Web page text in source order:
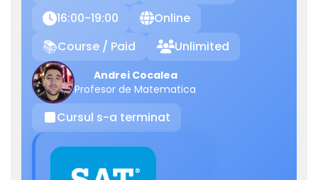
16:00-19:00 🌐Online
📚Course / Paid Unlimited
Andrei Cocalea
Profesor de Matematica
⏹Cursul s-a terminat